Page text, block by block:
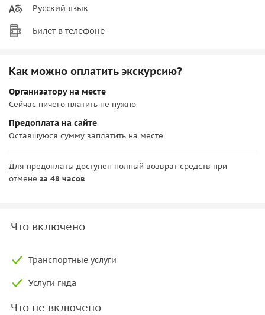
Русский язык
Билет в телефоне
Как можно оплатить экскурсию?
Организатору на месте
Сейчас ничего платить не нужно
Предоплата на сайте
Оставшуюся сумму заплатить на месте
Для предоплаты доступен полный возврат средств при
отмене за 48 часов
Что включено
Транспортные услуги
Услуги гида
Что не включено